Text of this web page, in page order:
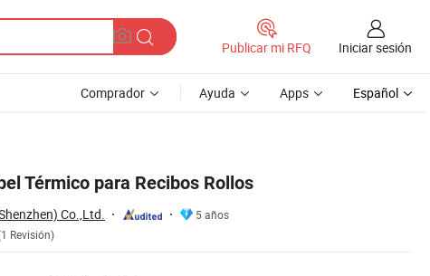
Publicar mi RFQ Iniciar sesión
Comprador Ayuda Apps Español
Térmico para Recibos Rollos
Co.,Ltd.
5 años
Revisión)